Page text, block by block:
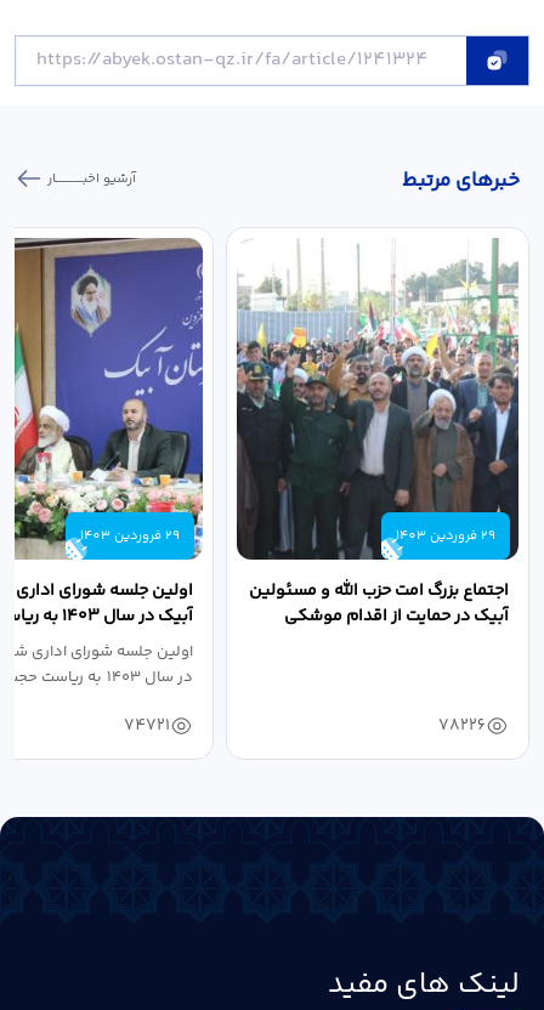
خبر‌های مرتبط آرشیو اخبـــــــــــار
29 فروردین 1403
اجتماع بزرگ امت حزب الله و مسئولین
آبیک در حمایت از اقدام موشکی
78226
29 فروردین 1403
اولین جلسه شورای اداری
آبیک در سال
اله مددخانی...
اولین جلسه شورای اداری
در سال ۱۴۰۳ به ریاست حجت اله...
74721
لینک های مفید